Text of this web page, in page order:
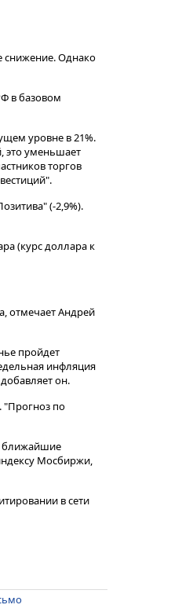
снижение. Однако
в базовом
уровне в 21%.
это уменьшает
торгов
(-2,9%).
(курс доллара к
отмечает Андрей
пройдет
инфляция
он.
"Прогноз по
ближайшие
Мосбиржи,
в сети